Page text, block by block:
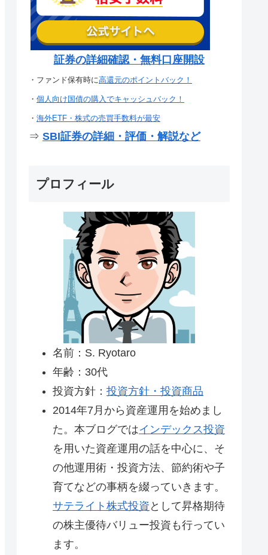
証券の詳細確認・無料口座開設
・ファンド保有時に高還元のポイントバック！
・ 個人向け国債の購入でキャッシュバック！
・ 海外ETF・株式の売買手数料が最安
⇒ SBI証券の詳細・評価・解説など
プロフィール
名前：S. Ryotaro
年齢：30代
投資方針： 投資方針・投資商品
2014年7月から資産運用を始めまし
た。本ブログではインデックス投資
を用いた資産運用の話を中心に、そ
の他運用術・投資方法、節約術や子
育てなどの事柄を綴っていきます。
サテライト株式投資 として昇格期待
の株主優待バリュー投資も行ってい
ます。